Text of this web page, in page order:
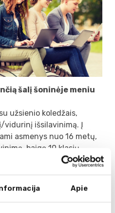
Apie
šalį šoninėje meniu
užsienio koledžais,
išsilavinimą. Į
asmenys nuo 16 metų,
baigę 10 klasių.
užsieniečiams - tai tam
Exams).
egzamino rezultatų,